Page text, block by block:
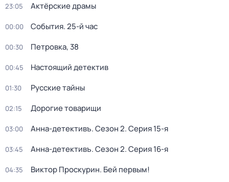
23:05 Актёрские драмы
00:00 События. 25-й час
00:30 Петровка, 38
00:45 Настоящий детектив
01:30 Русские тайны
02:15 Дорогие товарищи
03:00 Анна-детективъ. Сезон 2. Серия 15-я
03:45 Анна-детективъ. Сезон 2. Серия 16-я
04:35 Виктор Проскурин. Бей первым!